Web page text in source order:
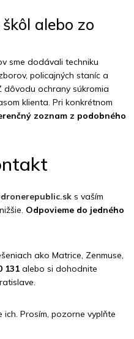
alebo zo
sme dodávali techniku
policajných staníc a
dôvodu ochrany súkromia
klienta. Pri konkrétnom
zoznam z podobného
s vaším
Odpovieme do jedného
ako Matrice, Zenmuse,
131 alebo si dohodnite
Prosím, pozorne vyplňte